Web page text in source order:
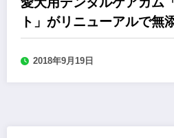
ト」がリニューアルで無
2018年9月19日